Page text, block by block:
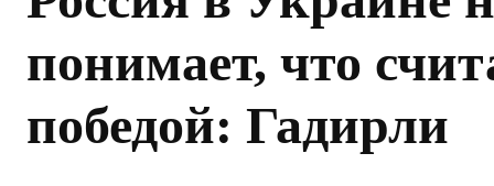
понимает, что
победой: Гадирли